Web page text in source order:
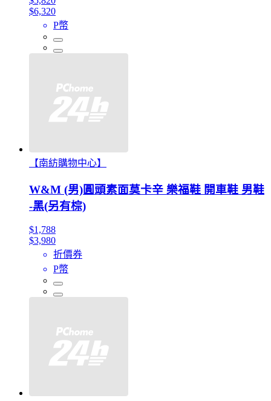
$6,320
P幣
【南紡購物中心】
W&M (男)圓頭素面莫卡辛 樂福鞋 開車鞋 男鞋
-黑(另有棕)
$1,788
$3,980
折價券
P幣